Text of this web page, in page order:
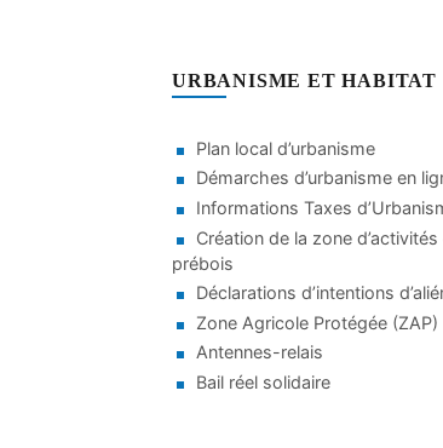
URBANISME ET HABITAT
Plan local d’urbanisme
Démarches d’urbanisme en
Informations Taxes
Création de la zone
prébois
Déclarations d’intentions
Zone Agricole Protégée (ZAP)
Antennes-relais
Bail réel solidaire